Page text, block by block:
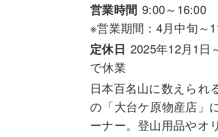
営業時間 9:00～16:00
※営業期間：4月中旬～
定休日 2025年12月1日
で休業
日本百名山に数えられ
の「大台ケ原物産店」
ーナー。登山用品やオ